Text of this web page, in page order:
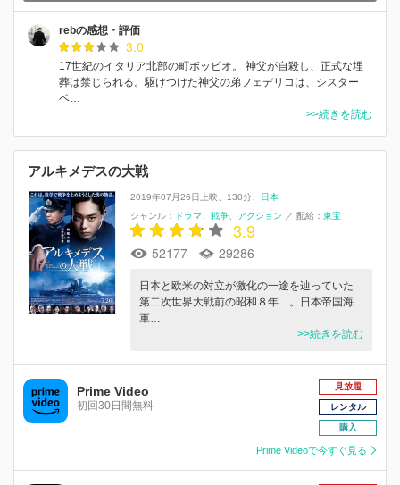
rebの感想・評価
3.0
17世紀のイタリア北部の町ボッビオ。 神父が自殺し、正式な埋
葬は禁じられる。駆けつけた神父の弟フェデリコは、シスター
ベ…
>>続きを読む
アルキメデスの大戦
2019年07月26日上映 130分
日本
ジャンル：
ドラマ 戦争 アクション ／ 配給： 東宝
3.9
52177 29286
日本と欧米の対立が激化の一途を辿っていた
第二次世界大戦前の昭和８年…。日本帝国海
軍…
>>続きを読む
Prime Video
初回30日間無料
見放題
レンタル
購入
Prime Videoで今すぐ見る